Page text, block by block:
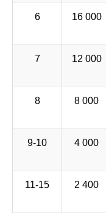
6 16 000
7 12 000
8 8 000
9-10 4 000
11-15 2 400